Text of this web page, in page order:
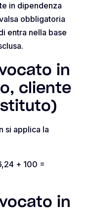
in dipendenza
obbligatoria
entra nella base
in
cliente
si applica la
+ 100 =
in